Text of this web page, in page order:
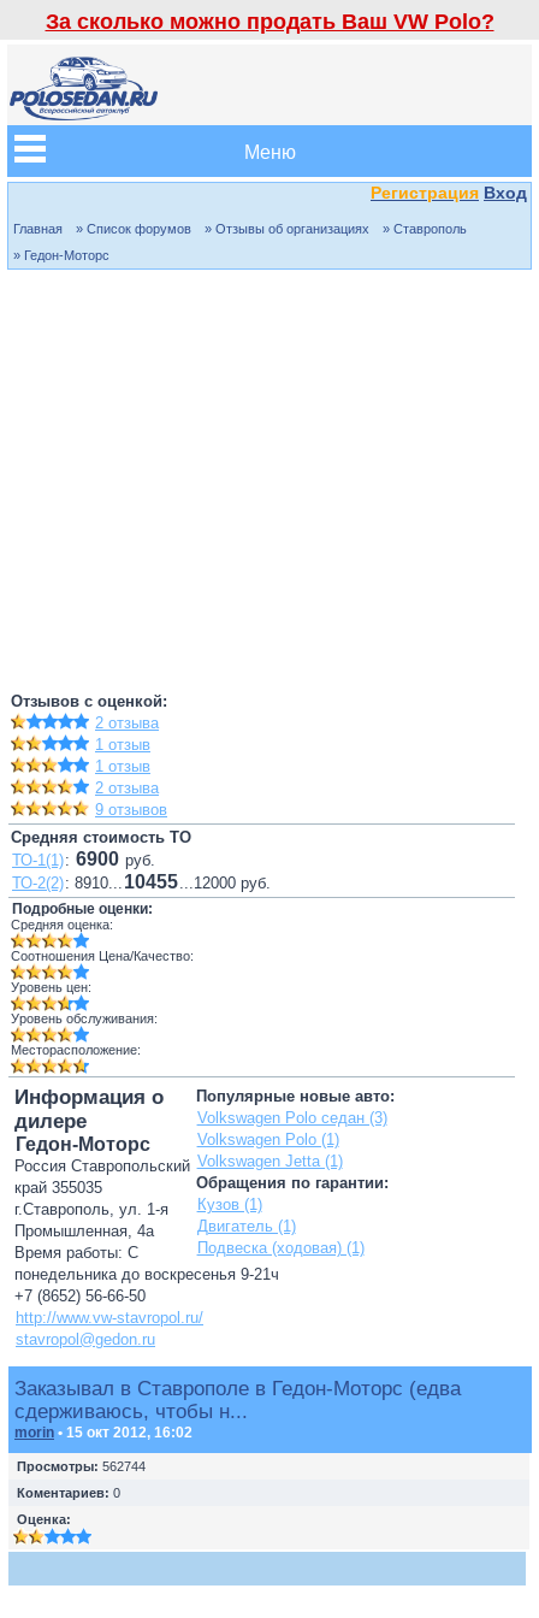
За сколько можно продать Ваш VW Polo?
Меню
Регистрация Вход
Главная » Список форумов » Отзывы об организациях
» Ставрополь
» Гедон-Моторс
Отзывов с оценкой:
2 отзыва
1 отзыв
1 отзыв
2 отзыва
9 отзывов
Средняя стоимость ТО
ТО-1(1): 6900 руб.
ТО-2(2): 8910... 10455...12000 руб.
Подробные оценки:
Средняя оценка:
Соотношения Цена/Качество:
Уровень цен:
Уровень обслуживания:
Месторасположение:
Популярные новые авто:
Volkswagen Polo седан (3)
Volkswagen Polo (1)
Volkswagen Jetta (1)
Обращения по гарантии:
Кузов (1)
Двигатель (1)
Подвеска (ходовая) (1)
Информация о
дилере
Гедон-Моторс
Россия Ставропольский
край 355035
г.Ставрополь, ул. 1-я
Промышленная, 4а
Время работы: С
понедельника до воскресенья 9-21ч
+7 (8652) 56-66-50
http://www.vw-stavropol.ru/
stavropol@gedon.ru
Заказывал в Ставрополе в Гедон-Моторс (едва
сдерживаюсь, чтобы н...
morin • 15 окт 2012, 16:02
Просмотры: 562744
Коментариев: 0
Оценка: